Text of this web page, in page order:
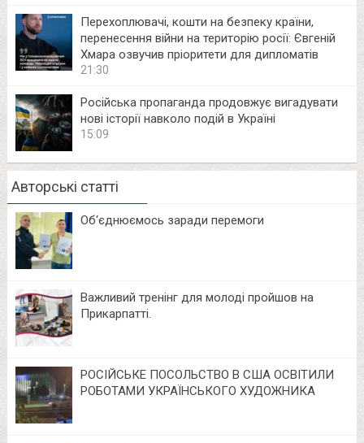
Перехоплювачі, кошти на безпеку країни,
перенесення війни на територію росії: Євгеній
Хмара озвучив пріоритети для дипломатів
21:30
Російська пропаганда продовжує вигадувати
нові історії навколо подій в Україні
15:09
Авторські статті
Об‘єднюємось заради перемоги
Важливий тренінг для молоді пройшов на
Прикарпатті.
РОСІЙСЬКЕ ПОСОЛЬСТВО В США ОСВІТИЛИ
РОБОТАМИ УКРАЇНСЬКОГО ХУДОЖНИКА